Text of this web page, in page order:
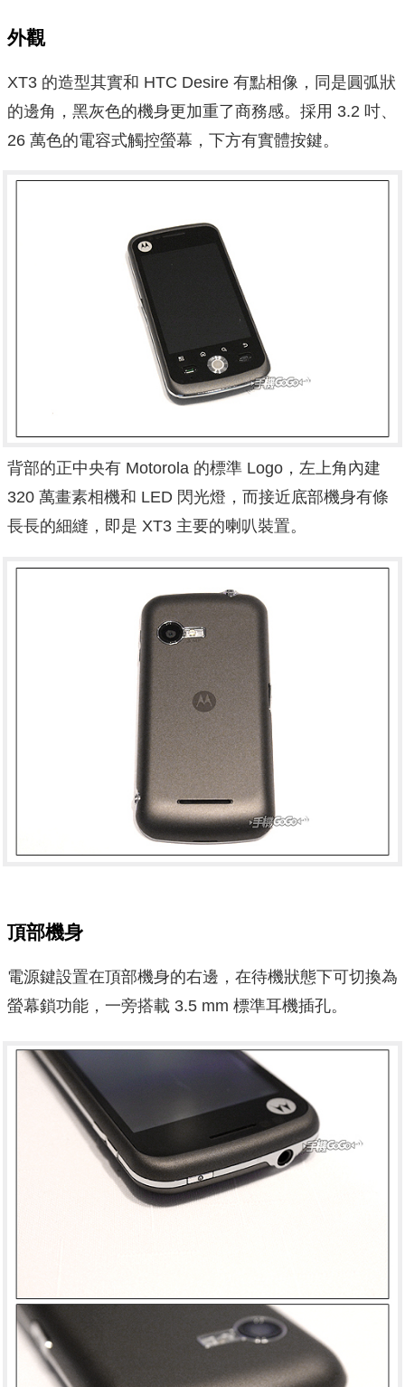
外觀
XT3 的造型其實和 HTC Desire 有點相像，同是圓弧狀
的邊角，黑灰色的機身更加重了商務感。採用 3.2 吋、
26 萬色的電容式觸控螢幕，下方有實體按鍵。
背部的正中央有 Motorola 的標準 Logo，左上角內建
320 萬畫素相機和 LED 閃光燈，而接近底部機身有條
長長的細縫，即是 XT3 主要的喇叭裝置。
頂部機身
電源鍵設置在頂部機身的右邊，在待機狀態下可切換為
螢幕鎖功能，一旁搭載 3.5 mm 標準耳機插孔。